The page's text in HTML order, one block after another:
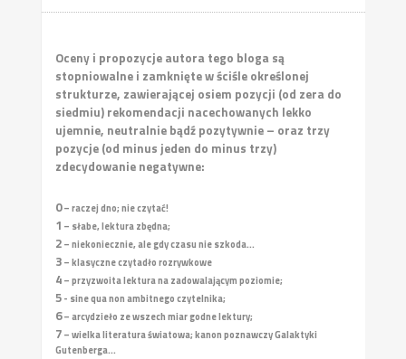
Oceny i propozycje autora tego bloga są
stopniowalne i zamknięte w ściśle określonej
strukturze, zawierającej osiem pozycji (od zera do
siedmiu) rekomendacji nacechowanych lekko
ujemnie, neutralnie bądź pozytywnie – oraz trzy
pozycje (od minus jeden do minus trzy)
zdecydowanie negatywne:
0– raczej dno; nie czytać!
1 – słabe, lektura zbędna;
2– niekoniecznie, ale gdy czasu nie szkoda...
3– klasyczne czytadło rozrywkowe
4– przyzwoita lektura na zadowalającym poziomie;
5- sine qua non ambitnego czytelnika;
6– arcydzieło ze wszech miar godne lektury;
7– wielka literatura światowa; kanon poznawczy Galaktyki
Gutenberga...